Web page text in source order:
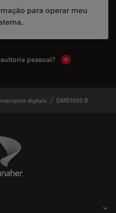
para operar meu
pessoal? Show local
digitais DMS1000 B
Logo